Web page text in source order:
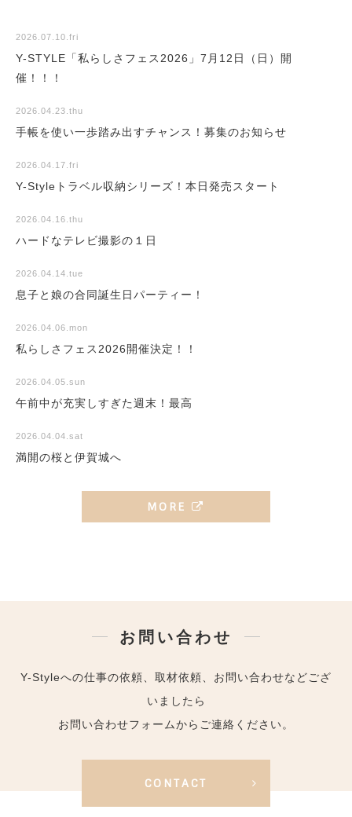
2026.07.10.fri
Y-STYLE「私らしさフェス2026」7月12日（日）開
催！！！
2026.04.23.thu
手帳を使い一歩踏み出すチャンス！募集のお知らせ
2026.04.17.fri
Y-Styleトラベル収納シリーズ！本日発売スタート
2026.04.16.thu
ハードなテレビ撮影の１日
2026.04.14.tue
息子と娘の合同誕生日パーティー！
2026.04.06.mon
私らしさフェス2026開催決定！！
2026.04.05.sun
午前中が充実しすぎた週末！最高
2026.04.04.sat
満開の桜と伊賀城へ
MORE
お問い合わせ
Y-Styleへの仕事の依頼、取材依頼、お問い合わせなどござ
いましたら
お問い合わせフォームからご連絡ください。
CONTACT